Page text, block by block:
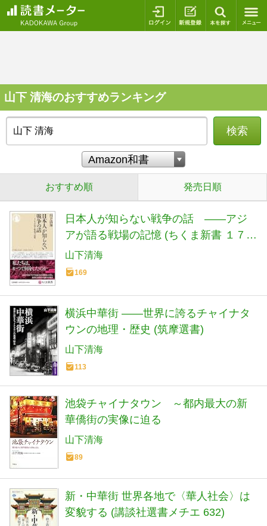
ログイン 新規登録
山下 清海のおすすめランキング
検索
おすすめ順 発売日順
日本人が知らない戦争の話 ――アジ
アが語る戦場の記憶 (ちくま新書 １７３
６)
山下清海
169
横浜中華街 ――世界に誇るチャイナタ
ウンの地理・歴史 (筑摩選書)
山下清海
113
池袋チャイナタウン ～都内最大の新
華僑街の実像に迫る
山下清海
89
新・中華街 世界各地で〈華人社会〉は
変貌する (講談社選書メチエ 632)